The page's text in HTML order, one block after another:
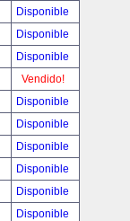
Disponible
Disponible
Disponible
Vendido!
Disponible
Disponible
Disponible
Disponible
Disponible
Disponible